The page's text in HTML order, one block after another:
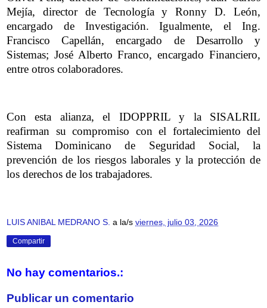
Mejía, director de Tecnología y Ronny D. León,
encargado de Investigación. Igualmente, el Ing.
Francisco Capellán, encargado de Desarrollo y
Sistemas; José Alberto Franco, encargado Financiero,
entre otros colaboradores.
Con esta alianza, el IDOPPRIL y la SISALRIL
reafirman su compromiso con el fortalecimiento del
Sistema Dominicano de Seguridad Social, la
prevención de los riesgos laborales y la protección de
los derechos de los trabajadores.
LUIS ANIBAL MEDRANO S. a la/s viernes, julio 03, 2026
Compartir
No hay comentarios.:
Publicar un comentario